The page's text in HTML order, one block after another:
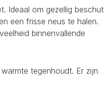
Ideaal om gezellig beschut
een frisse neus te halen.
binnenvallende
tegenhoudt. Er zijn